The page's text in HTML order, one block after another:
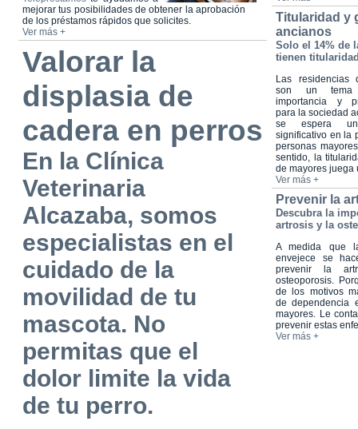
mejorar tus posibilidades de obtener la aprobación
de los préstamos rápidos que solicites.
Ver más +
Valorar la
displasia de
cadera en perros
En la Clínica
Veterinaria
Alcazaba, somos
especialistas en el
cuidado de la
movilidad de tu
mascota. No
permitas que el
dolor limite la vida
de tu perro.
Titularidad y
ancianos
Solo el 14% de
tienen
Las residencias
son un
importancia y
para la sociedad
se espera un
significativo en la
personas
sentido, la
de mayores juega
Ver más +
Prevenir la
Descubra la
artrosis y la
A medida que
envejece se
prevenir la
osteoporosis.
de los motivos
de dependencia
mayores. Le
prevenir estas
Ver más +